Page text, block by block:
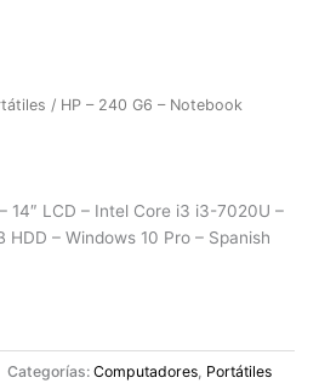
/ HP – 240 G6 – Notebook
14″ LCD – Intel Core i3 i3-7020U –
HDD – Windows 10 Pro – Spanish
Categorías: Computadores, Portátiles